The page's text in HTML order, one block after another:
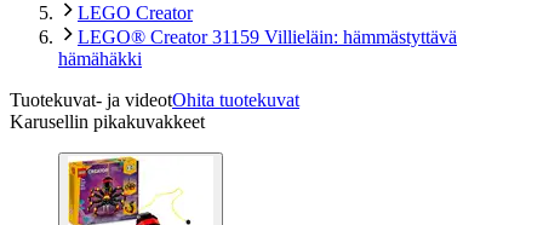
LEGO Creator
LEGO® Creator 31159 Villieläin: hämmästyttävä
hämähäkki
Tuotekuvat- ja videotOhita tuotekuvat
Karusellin pikakuvakkeet